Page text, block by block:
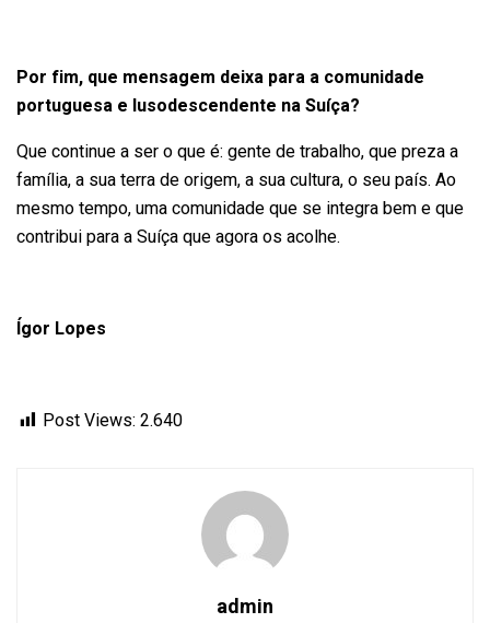
Por fim, que mensagem deixa para a comunidade
portuguesa e lusodescendente na Suíça?
Que continue a ser o que é: gente de trabalho, que preza a
família, a sua terra de origem, a sua cultura, o seu país. Ao
mesmo tempo, uma comunidade que se integra bem e que
contribui para a Suíça que agora os acolhe.
Ígor Lopes
Post Views: 2.640
admin